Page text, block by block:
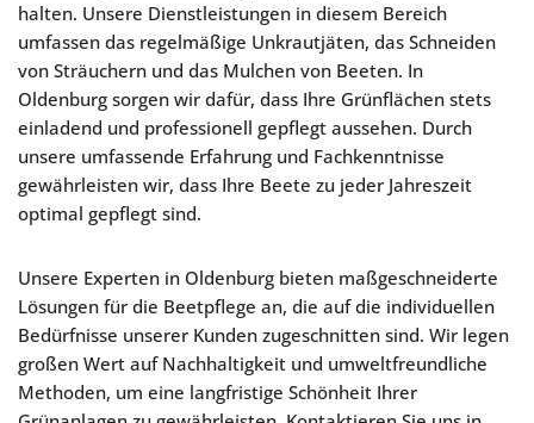
halten. Unsere Dienstleistungen in diesem Bereich
umfassen das regelmäßige Unkrautjäten, das Schneiden
von Sträuchern und das Mulchen von Beeten. In
Oldenburg sorgen wir dafür, dass Ihre Grünflächen stets
einladend und professionell gepflegt aussehen. Durch
unsere umfassende Erfahrung und Fachkenntnisse
gewährleisten wir, dass Ihre Beete zu jeder Jahreszeit
optimal gepflegt sind.
Unsere Experten in Oldenburg bieten maßgeschneiderte
Lösungen für die Beetpflege an, die auf die individuellen
Bedürfnisse unserer Kunden zugeschnitten sind. Wir legen
großen Wert auf Nachhaltigkeit und umweltfreundliche
Methoden, um eine langfristige Schönheit Ihrer